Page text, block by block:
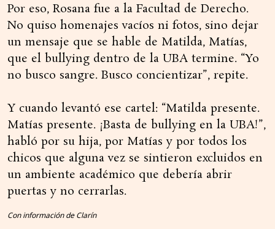
Por eso, Rosana fue a la Facultad de Derecho.
No quiso homenajes vacíos ni fotos, sino dejar
un mensaje que se hable de Matilda, Matías,
que el bullying dentro de la UBA termine. “Yo
no busco sangre. Busco concientizar”, repite.
Y cuando levantó ese cartel: “Matilda presente.
Matías presente. ¡Basta de bullying en la UBA!”,
habló por su hija, por Matías y por todos los
chicos que alguna vez se sintieron excluidos en
un ambiente académico que debería abrir
puertas y no cerrarlas.
Con información de Clarín